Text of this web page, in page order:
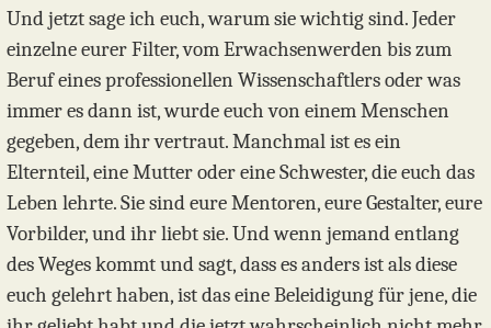
Und jetzt sage ich euch, warum sie wichtig sind. Jeder
einzelne eurer Filter, vom Erwachsenwerden bis zum
Beruf eines professionellen Wissenschaftlers oder was
immer es dann ist, wurde euch von einem Menschen
gegeben, dem ihr vertraut. Manchmal ist es ein
Elternteil, eine Mutter oder eine Schwester, die euch das
Leben lehrte. Sie sind eure Mentoren, eure Gestalter, eure
Vorbilder, und ihr liebt sie. Und wenn jemand entlang
des Weges kommt und sagt, dass es anders ist als diese
euch gelehrt haben, ist das eine Beleidigung für jene, die